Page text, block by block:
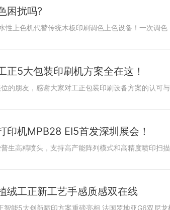
困扰吗?
正5大包装印刷机方案全在这！
的朋友，感谢大家对工正包装印刷设备方案的认可
印机MPB28 EI5首发深圳展会！
生高精喷头，支持高产能阵列模式和高精度喷印扫
绒工正新工艺手感质感双在线